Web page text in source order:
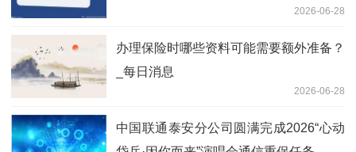
2026-06-28
办理保险时哪些资料可能需要额外准备？
_每日消息
2026-06-28
中国联通泰安分公司圆满完成2026“心动